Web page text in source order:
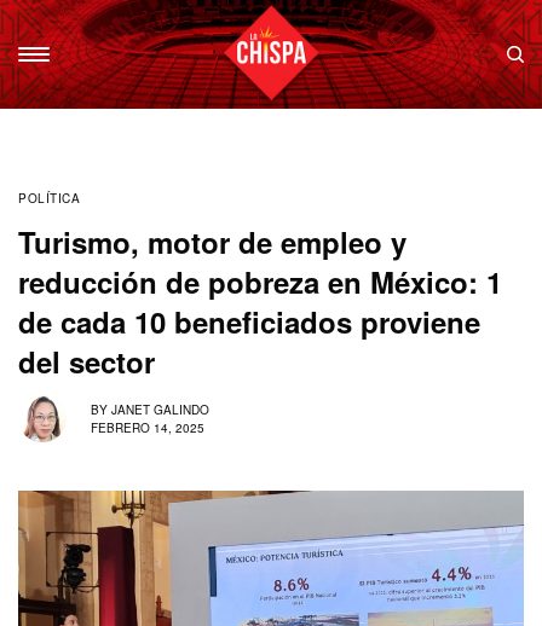
POLÍTICA
Turismo, motor de empleo y
reducción de pobreza en México: 1
de cada 10 beneficiados proviene
del sector
BY JANET GALINDO
FEBRERO 14, 2025